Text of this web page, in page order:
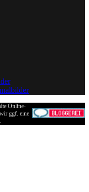
Online-
ggf. eine